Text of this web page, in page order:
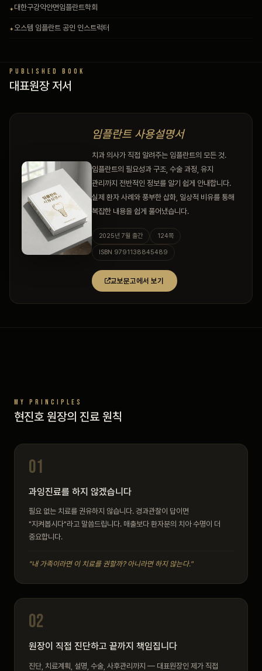
대한구강악안면임플란트학회
오스템 임플란트 공인 인스트럭터
PUBLISHED BOOK
대표원장 저서
임플란트 사용설명서
치과 의사가 직접 알려주는 임플란트의 모든 것.
임플란트의 필요성과 구조, 수술 과정, 유지
관리까지 전반적인 정보를 알기 쉽게 안내합니다.
실제 환자 사례와 풍부한 삽화, 일상적 비유를 통해
복잡한 내용을 쉽게 풀어냈습니다.
2025년 7월 출간 124쪽
ISBN 9791138845489
교보문고에서 보기
MY PRINCIPLES
현진호 원장의 진료 원칙
01
과잉진료를 하지 않겠습니다
필요 없는 치료를 권유하지 않습니다. 경과관찰이 답이면
"지켜봅시다"라고 말씀드립니다. 매출보다 환자분의 치아 수명이 더
중요합니다.
"내 가족이라면 이 치료를 권할까? 아니라면 하지 않는다."
02
원장이 직접 진단하고 끝까지 책임집니다
진단, 치료계획, 설명, 수술, 사후관리까지 — 대표원장인 제가 직접